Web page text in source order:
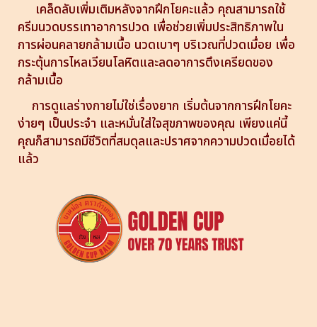
เคล็ดลับเพิ่มเติมหลังจากฝึกโยคะแล้ว คุณสามารถใช้
ครีมนวดบรรเทาอาการปวด เพื่อช่วยเพิ่มประสิทธิภาพใน
การผ่อนคลายกล้ามเนื้อ นวดเบาๆ บริเวณที่ปวดเมื่อย เพื่อ
กระตุ้นการไหลเวียนโลหิตและลดอาการตึงเครียดของ
กล้ามเนื้อ
การดูแลร่างกายไม่ใช่เรื่องยาก เริ่มต้นจากการฝึกโยคะ
ง่ายๆ เป็นประจำ และหมั่นใส่ใจสุขภาพของคุณ เพียงแค่นี้
คุณก็สามารถมีชีวิตที่สมดุลและปราศจากความปวดเมื่อยได้
แล้ว